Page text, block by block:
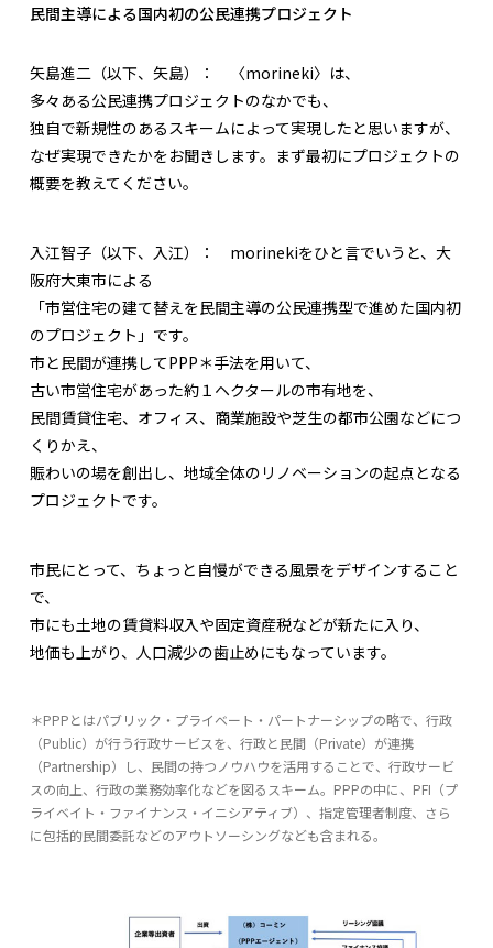
民間主導による国内初の公民連携プロジェクト
矢島進二（以下、矢島）：
〈morineki〉は、
多々ある公民連携プロジェクトのなかでも、
独自で新規性のあるスキームによって実現したと思いますが、
なぜ実現できたかをお聞きします。まず最初にプロジェクトの
概要を教えてください。
入江智子（以下、入江）： morinekiをひと言でいうと、大
阪府大東市による
「市営住宅の建て替えを民間主導の公民連携型で進めた国内初
のプロジェクト」です。
市と民間が連携してPPP＊手法を用いて、
古い市営住宅があった約１ヘクタールの市有地を、
民間賃貸住宅、オフィス、商業施設や芝生の都市公園などにつ
くりかえ、
賑わいの場を創出し、地域全体のリノベーションの起点となる
プロジェクトです。
市民にとって、ちょっと自慢ができる風景をデザインすること
で、
市にも土地の賃貸料収入や固定資産税などが新たに入り、
地価も上がり、人口減少の歯止めにもなっています。
＊PPPとはパブリック・プライベート・パートナーシップの略で、行政
（Public）が行う行政サービスを、行政と民間（Private）が連携
（Partnership）し、民間の持つノウハウを活用することで、行政サービ
スの向上、行政の業務効率化などを図るスキーム。PPPの中に、PFI（プ
ライベイト・ファイナンス・イニシアティブ）、指定管理者制度、さら
に包括的民間委託などのアウトソーシングなども含まれる。